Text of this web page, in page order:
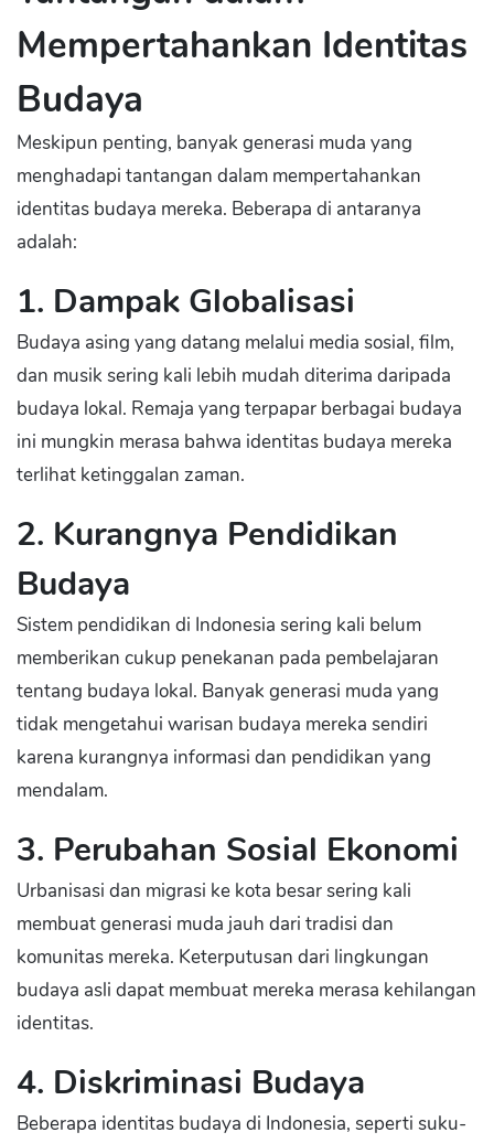
Mempertahankan Identitas
Budaya
Meskipun penting, banyak generasi muda yang
menghadapi tantangan dalam mempertahankan
identitas budaya mereka. Beberapa di antaranya
adalah:
1. Dampak Globalisasi
Budaya asing yang datang melalui media sosial, film,
dan musik sering kali lebih mudah diterima daripada
budaya lokal. Remaja yang terpapar berbagai budaya
ini mungkin merasa bahwa identitas budaya mereka
terlihat ketinggalan zaman.
2. Kurangnya Pendidikan
Budaya
Sistem pendidikan di Indonesia sering kali belum
memberikan cukup penekanan pada pembelajaran
tentang budaya lokal. Banyak generasi muda yang
tidak mengetahui warisan budaya mereka sendiri
karena kurangnya informasi dan pendidikan yang
mendalam.
3. Perubahan Sosial Ekonomi
Urbanisasi dan migrasi ke kota besar sering kali
membuat generasi muda jauh dari tradisi dan
komunitas mereka. Keterputusan dari lingkungan
budaya asli dapat membuat mereka merasa kehilangan
identitas.
4. Diskriminasi Budaya
Beberapa identitas budaya di Indonesia, seperti suku-